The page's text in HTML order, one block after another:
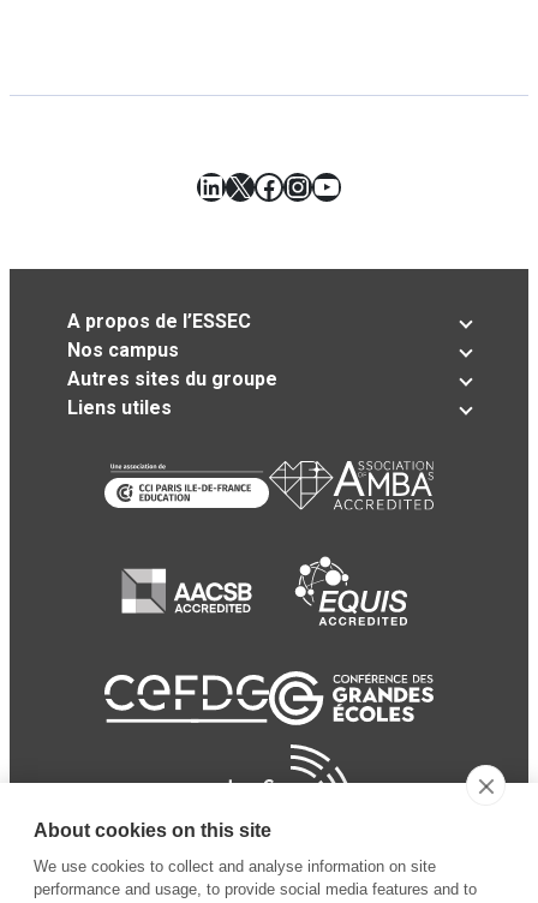
LinkedIn
X Facebook
Instagram
YouTube
A propos de l’ESSEC
Nos campus
Autres sites du groupe
Liens utiles
About cookies on this site
We use cookies to collect and analyse information on site
performance and usage, to provide social media features and to